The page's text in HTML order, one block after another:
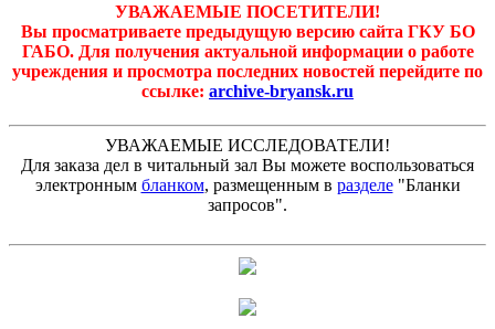
УВАЖАЕМЫЕ ПОСЕТИТЕЛИ!
Вы просматриваете предыдущую версию сайта ГКУ БО
ГАБО. Для получения актуальной информации о работе
учреждения и просмотра последних новостей перейдите по
ссылке: archive-bryansk.ru
УВАЖАЕМЫЕ ИССЛЕДОВАТЕЛИ!
Для заказа дел в читальный зал Вы можете воспользоваться
электронным бланком, размещенным в разделе"Бланки
запросов".